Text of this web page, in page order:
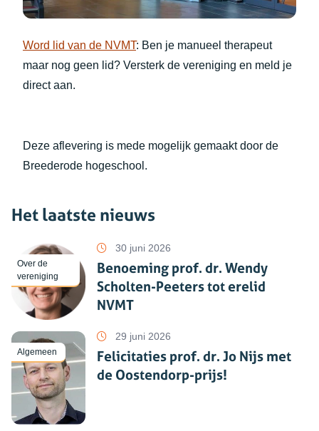
Word lid van de NVMT: Ben je manueel therapeut
maar nog geen lid? Versterk de vereniging en meld je
direct aan.
Deze aflevering is mede mogelijk gemaakt door de
Breederode hogeschool.
Het laatste nieuws
Benoeming prof. dr. Wendy
Scholten-Peeters tot erelid
NVMT
30 juni 2026
Over de
vereniging
Felicitaties prof. dr. Jo Nijs met
de Oostendorp-prijs!
29 juni 2026
Algemeen